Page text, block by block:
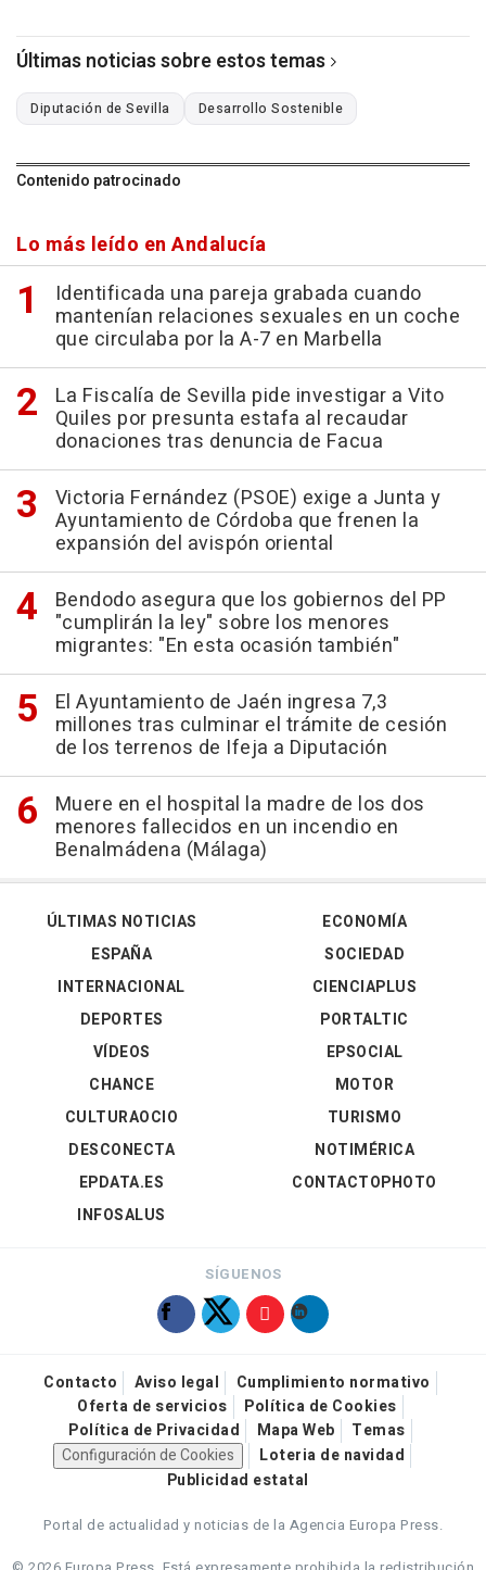
Últimas noticias sobre estos temas
Diputación de Sevilla Desarrollo Sostenible
Contenido patrocinado
Lo más leído en Andalucía
Identificada una pareja grabada cuando
mantenían relaciones sexuales en un coche
que circulaba por la A-7 en Marbella
La Fiscalía de Sevilla pide investigar a Vito
Quiles por presunta estafa al recaudar
donaciones tras denuncia de Facua
Victoria Fernández (PSOE) exige a Junta y
Ayuntamiento de Córdoba que frenen la
expansión del avispón oriental
Bendodo asegura que los gobiernos del PP
"cumplirán la ley" sobre los menores
migrantes: "En esta ocasión también"
El Ayuntamiento de Jaén ingresa 7,3
millones tras culminar el trámite de cesión
de los terrenos de Ifeja a Diputación
Muere en el hospital la madre de los dos
menores fallecidos en un incendio en
Benalmádena (Málaga)
ÚLTIMAS NOTICIAS
ESPAÑA
INTERNACIONAL
DEPORTES
VÍDEOS
ECONOMÍA
SOCIEDAD
CIENCIAPLUS
PORTALTIC
EPSOCIAL
CHANCE
CULTURAOCIO
DESCONECTA
EPDATA.ES
INFOSALUS
MOTOR
TURISMO
NOTIMÉRICA
CONTACTOPHOTO
SÍGUENOS
Contacto Aviso legal
Cumplimiento normativo
Oferta de servicios
Política de Cookies
Política de Privacidad
Mapa Web
Temas
Configuración de Cookies
Loteria de navidad
Publicidad estatal
Portal de actualidad y noticias de la Agencia Europa Press.